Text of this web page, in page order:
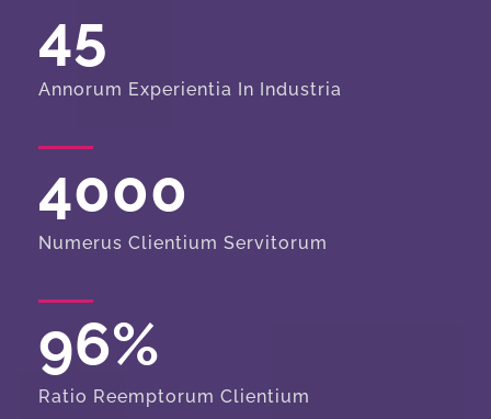
45
Annorum Experientia In Industria
4000
Numerus Clientium Servitorum
96%
Ratio Reemptorum Clientium